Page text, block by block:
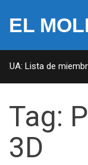
EL
Lista de
Tag:
3D